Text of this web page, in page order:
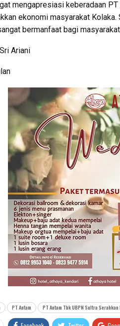
mengapresiasi keberadaan
ekonomi masyarakat Kolaka.
bermanfaat bagi
Ariani
PT Antam PT Antam Tbk UBPN Sultra